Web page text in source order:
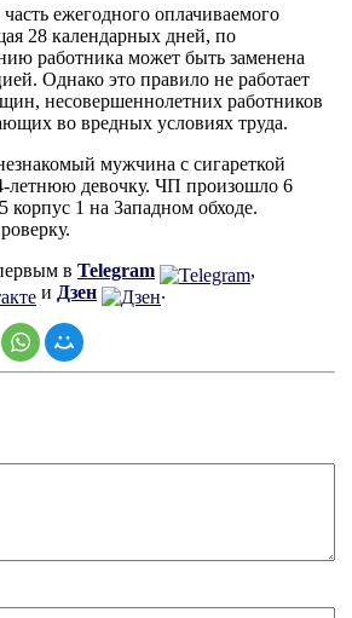
ежегодного оплачиваемого
28 календарных дней, по
работника может быть заменена
Однако это правило не работает
несовершеннолетних работников
во вредных условиях труда.
мужчина с сигареткой
летнюю девочку. ЧП произошло 6
1 на Западном обходе.
в Telegram
,
и Дзен .